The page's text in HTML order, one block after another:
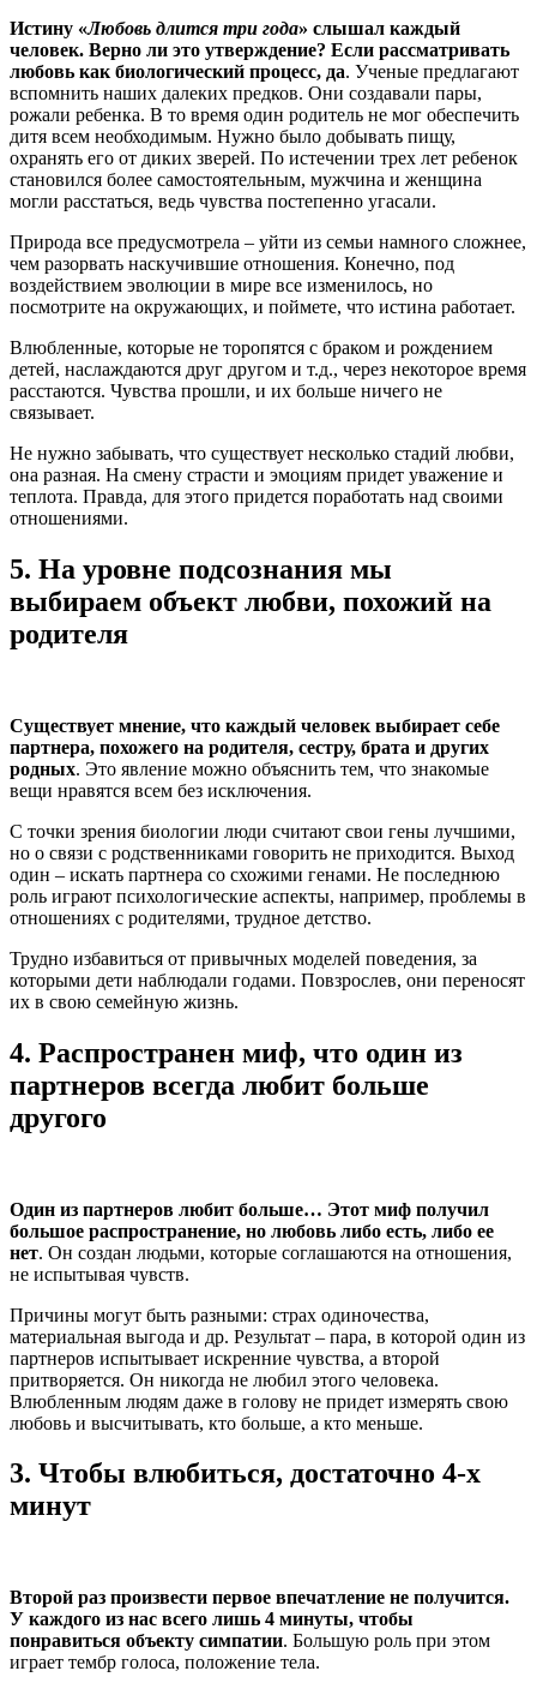
Истину «Любовь длится три года» слышал каждый
человек. Верно ли это утверждение? Если рассматривать
любовь как биологический процесс, да. Ученые предлагают
вспомнить наших далеких предков. Они создавали пары,
рожали ребенка. В то время один родитель не мог обеспечить
дитя всем необходимым. Нужно было добывать пищу,
охранять его от диких зверей. По истечении трех лет ребенок
становился более самостоятельным, мужчина и женщина
могли расстаться, ведь чувства постепенно угасали.
Природа все предусмотрела – уйти из семьи намного сложнее,
чем разорвать наскучившие отношения. Конечно, под
воздействием эволюции в мире все изменилось, но
посмотрите на окружающих, и поймете, что истина работает.
Влюбленные, которые не торопятся с браком и рождением
детей, наслаждаются друг другом и т.д., через некоторое время
расстаются. Чувства прошли, и их больше ничего не
связывает.
Не нужно забывать, что существует несколько стадий любви,
она разная. На смену страсти и эмоциям придет уважение и
теплота. Правда, для этого придется поработать над своими
отношениями.
5. На уровне подсознания мы
выбираем объект любви, похожий на
родителя
Существует мнение, что каждый человек выбирает себе
партнера, похожего на родителя, сестру, брата и других
родных. Это явление можно объяснить тем, что знакомые
вещи нравятся всем без исключения.
С точки зрения биологии люди считают свои гены лучшими,
но о связи с родственниками говорить не приходится. Выход
один – искать партнера со схожими генами. Не последнюю
роль играют психологические аспекты, например, проблемы в
отношениях с родителями, трудное детство.
Трудно избавиться от привычных моделей поведения, за
которыми дети наблюдали годами. Повзрослев, они переносят
их в свою семейную жизнь.
4. Распространен миф, что один из
партнеров всегда любит больше
другого
Один из партнеров любит больше… Этот миф получил
большое распространение, но любовь либо есть, либо ее
нет. Он создан людьми, которые соглашаются на отношения,
не испытывая чувств.
Причины могут быть разными: страх одиночества,
материальная выгода и др. Результат – пара, в которой один из
партнеров испытывает искренние чувства, а второй
притворяется. Он никогда не любил этого человека.
Влюбленным людям даже в голову не придет измерять свою
любовь и высчитывать, кто больше, а кто меньше.
3. Чтобы влюбиться, достаточно 4-х
минут
Второй раз произвести первое впечатление не получится.
У каждого из нас всего лишь 4 минуты, чтобы
понравиться объекту симпатии. Большую роль при этом
играет тембр голоса, положение тела.